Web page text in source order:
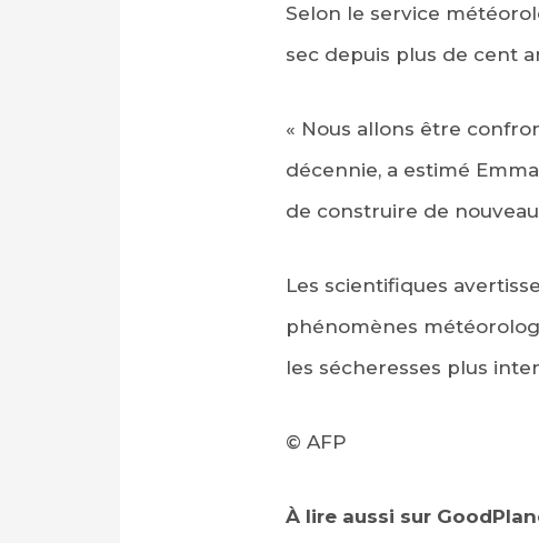
Selon le service
sec depuis plus de cent
« Nous allons être
décennie, a estimé
de construire de
Les scientifiques
phénomènes
les sécheresses plus
© AFP
À lire aussi sur